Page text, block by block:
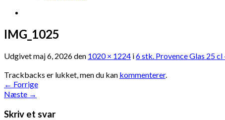
IMG_1025
Udgivetmaj 6, 2026den 1020 × 1224 i6 stk. Provence Glas 25 cl
Trackbacks er lukket, men du kan kommenterer.
← Forrige
Næste →
Skriv et svar